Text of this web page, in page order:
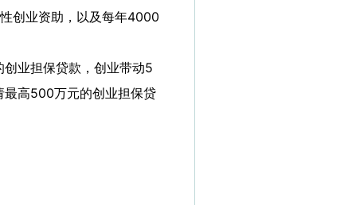
创业资助，以及每年4000
业担保贷款，创业带动5
最高500万元的创业担保贷